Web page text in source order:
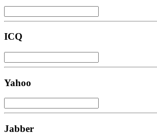
ICQ
Yahoo
Jabber